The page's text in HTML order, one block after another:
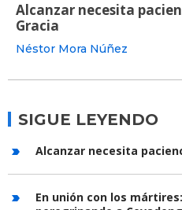
Alcanzar necesita
Gracia
Néstor Mora Núñez
SIGUE LEYENDO
Alcanzar necesita
En unión con los